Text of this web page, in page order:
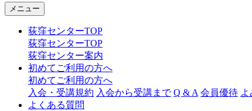
ャ
メニュー
荻窪センターTOP
荻窪センターTOP
荻窪センター案内
初めてご利用の方へ
初めてご利用の方へ
入会・受講規約 入会から受講まで Q & A 会員優待
よくある質問